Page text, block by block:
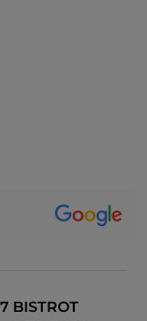
BISTROT